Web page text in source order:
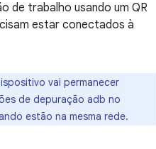
de trabalho usando um QR
estar conectados à
vai permanecer
de depuração adb no
estão na mesma rede.